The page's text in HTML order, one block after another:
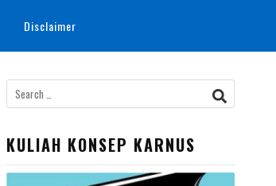
Disclaimer
Search
for:
KULIAH KONSEP KARNUS